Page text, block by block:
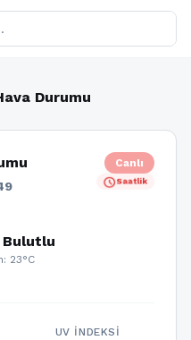
Durumu
Canlı
scheduleSaatlik
Bulutlu
23°C
UV İNDEKSI